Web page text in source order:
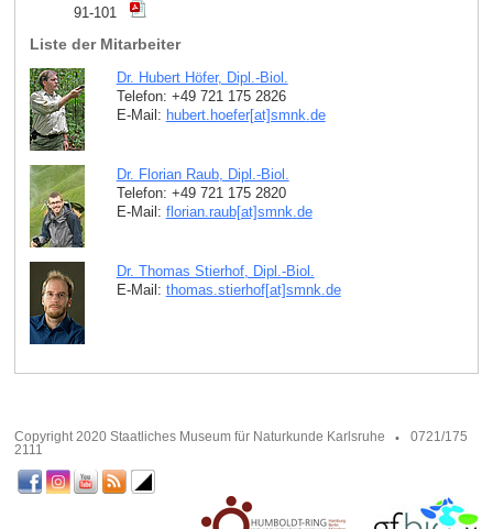
91-101
Liste der Mitarbeiter
Dr. Hubert Höfer, Dipl.-Biol.
Telefon: +49 721 175 2826
E-Mail: hubert.hoefer[at]smnk.de
Dr. Florian Raub, Dipl.-Biol.
Telefon: +49 721 175 2820
E-Mail: florian.raub[at]smnk de
Dr. Thomas Stierhof, Dipl.-Biol.
E-Mail: thomas.stierhof[at]smnk de
Copyright 2020 Staatliches Museum für Naturkunde Karlsruhe
0721/175
2111